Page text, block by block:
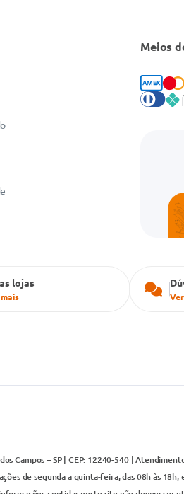
Meios
lojas
Campos – SP | CEP: 12240-540 |
de segunda a quinta-feira, das 08h às 18h,